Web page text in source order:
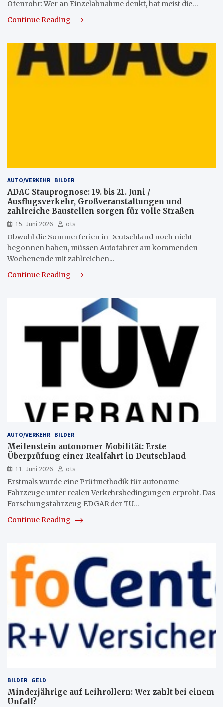
Ofenrohr: Wer an Einzelabnahme denkt, hat meist die…
Continue Reading
AUTO/VERKEHR BILDER
ADAC Stauprognose: 19. bis 21. Juni /
Ausflugsverkehr, Großveranstaltungen und
zahlreiche Baustellen sorgen für volle Straßen
15. Juni 2026
ots
Obwohl die Sommerferien in Deutschland noch nicht
begonnen haben, müssen Autofahrer am kommenden
Wochenende mit zahlreichen…
Continue Reading
AUTO/VERKEHR BILDER
Meilenstein autonomer Mobilität: Erste
Überprüfung einer Realfahrt in Deutschland
11. Juni 2026
ots
Erstmals wurde eine Prüfmethodik für autonome
Fahrzeuge unter realen Verkehrsbedingungen erprobt. Das
Forschungsfahrzeug EDGAR der TU…
Continue Reading
BILDER GELD
Minderjährige auf Leihrollern: Wer zahlt bei einem
Unfall?